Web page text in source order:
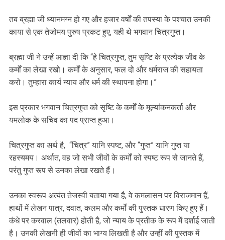
तब ब्रह्मा जी ध्यानमग्न हो गए और हजार वर्षों की तपस्या के पश्चात उनकी
काया से एक तेजोमय पुरुष प्रकट हुए, यही थे भगवान चित्रगुप्त।
ब्रह्मा जी ने उन्हें आज्ञा दी कि “हे चित्रगुप्त, तुम सृष्टि के प्रत्येक जीव के
कर्मों का लेखा रखो। कर्मों के अनुसार, फल दो और धर्मराज की सहायता
करो। तुम्हारा कार्य न्याय और धर्म की स्थापना होगा।”
इस प्रकार भगवान चित्रगुप्त को सृष्टि के कर्मों के मूल्यांकनकर्ता और
यमलोक के सचिव का पद प्राप्त हुआ।
चित्रगुप्त का अर्थ है, “चित्र” यानि स्पष्ट, और “गुप्त” यानि गुप्त या
रहस्यमय। अर्थात, वह जो सभी जीवों के कर्मों को स्पष्ट रूप से जानते हैं,
परंतु गुप्त रूप से उनका लेखा रखते हैं।
उनका स्वरूप अत्यंत तेजस्वी बताया गया है, वे कमलासन पर विराजमान हैं,
हाथों में लेखन पात्र, दवात, कलम और कर्मों की पुस्तक धारण किए हुए हैं।
कंधे पर करवाल (तलवार) होती है, जो न्याय के प्रतीक के रूप में दर्शाई जाती
है। उनकी लेखनी ही जीवों का भाग्य लिखती है और उन्हीं की पुस्तक में